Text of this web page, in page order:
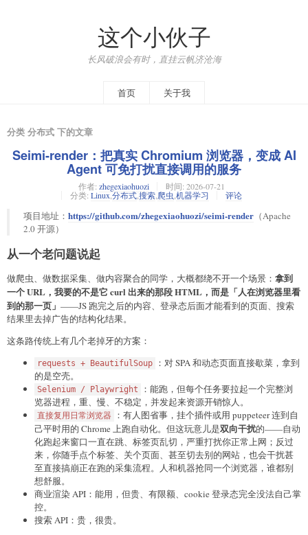
这个小伙子
长风破浪会有时，直挂云帆济沧海
首页 关于我
分类 分布式 下的文章
Seimi-render：把真实 Chromium 浏览器，变成 AI
Agent 可免打扰直接调用的服务
作者: zhegexiaohuozi 时间: 2026-07-21
分类: Linux,分布式,搜索, 爬虫 机器学习 评论
项目地址： https://github.com/zhegexiaohuozi/seimi-render（Apache
2.0 开源）
从一个老问题说起
做爬虫、做数据采集、做内容聚合的同学，大概都绕不开一个场景： 拿到
一个 URL，我要的不是它 curl 出来的那段 HTML，而是「人在浏览器里看
到的那一页」 ——JS 跑完之后的内容、登录态后面才能看到的页面、搜索
结果里去掉广告的结构化结果。
这条路传统上有几个老掉牙的方案：
requests + BeautifulSoup
：对 SPA 和动态页面直接歇菜，拿到
的是空壳。
Selenium / Playwright
：能跑，但每个任务要拉起一个完整浏
览器进程，重、慢、不稳定，并发起来资源开销惊人。
直接复用日常浏览器
：有人图省事，挂个插件或用 puppeteer 连到自
己平时用的 Chrome 上跑自动化。但这玩意儿是双向干扰的——自动
化跑起来窗口一直在跳、标签页乱切，严重打扰你正常上网；反过
来，你随手点个标签、关个页面、甚至切去别的网站，也会干扰甚
至直接搞崩正在跑的采集流程。人和机器抢同一个浏览器，谁都别
想舒服。
商业渲染 API：能用，但贵、有限额、cookie 登录态完全没法自己掌
控。
搜索 API：贵，很贵。